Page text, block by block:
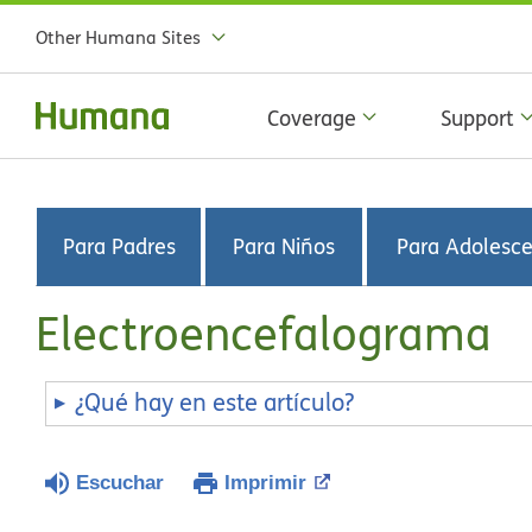
Other Humana Sites
Coverage Support
Para Padres Para Niños Para
Electroencefalograma
¿Qué hay en este artículo?
Escuchar Imprimir